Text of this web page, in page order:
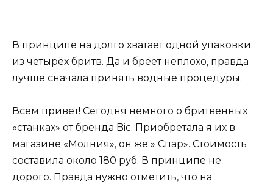
В принципе на долго хватает одной упаковки
из четырёх бритв. Да и бреет неплохо, правда
лучше сначала принять водные процедуры.
Всем привет! Сегодня немного о бритвенных
«станках» от бренда Bic. Приобретала я их в
магазине «Молния», он же » Спар». Стоимость
составила около 180 руб. В принципе не
дорого. Правда нужно отметить, что на